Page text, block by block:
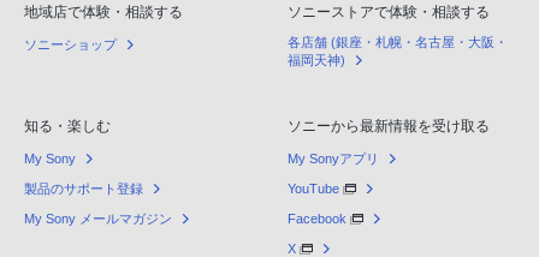
地域店で体験・相談する
ソニーショップ
ソニーストアで体験・相談する
各店舗 (銀座・札幌・名古屋・大阪・
福岡天神)
知る・楽しむ
My Sony
製品のサポート登録
My Sony メールマガジン
ソニーから最新情報を受け取る
My Sonyアプリ
YouTube
Facebook
X